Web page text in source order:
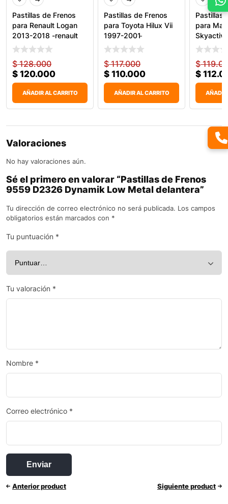
Pastillas de Frenos
para Renault Logan
2013-2018 -renault
$128.000
$ 120.000
AÑADIR AL CARRITO
Pastillas de Frenos
para Toyota Hilux Vii
1997-2001 ̵
$117.000
$ 110.000
AÑADIR AL CARRITO
Pastillas
para
2018 &
$
$
AÑADIR
Valoraciones
No hay valoraciones aún.
Sé el primero en valorar “Pastillas de Frenos
9559 D2326 Dynamik Low Metal delantera”
Tu dirección de correo electrónico no será publicada. Los campos
obligatorios están marcados con *
Tu puntuación *
Tu valoración *
Nombre *
Correo electrónico *
Anterior product Siguiente product